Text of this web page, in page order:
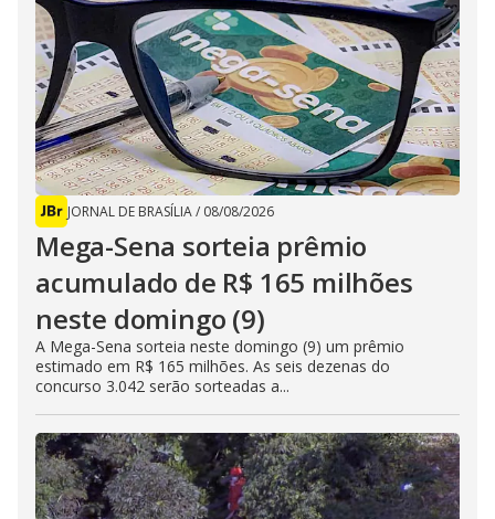
JORNAL DE BRASÍLIA/ 08/08/2026
Mega-Sena sorteia prêmio
acumulado de R$ 165 milhões
neste domingo (9)
A Mega-Sena sorteia neste domingo (9) um prêmio
estimado em R$ 165 milhões. As seis dezenas do
concurso 3.042 serão sorteadas a...